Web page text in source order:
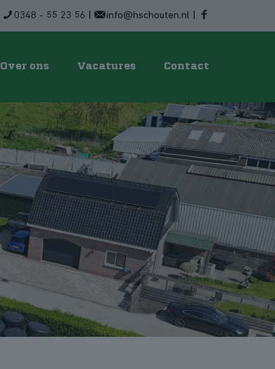
0348 - 55 23 56 info@hschouten.nl
Over ons Vacatures Contact